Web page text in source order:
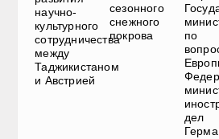
научно-
культурного
сотрудничества
между
Таджикистаном
и Австрией
сезонного
снежного
покрова
по
дел